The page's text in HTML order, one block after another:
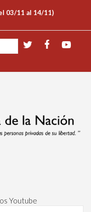
03/11 al 14/11)
Youtube